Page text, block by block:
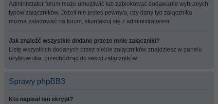
Administrator forum może umożliwić lub zablokować dodawanie wybranych
typów załączników. Jeżeli nie jesteś pewny/a, czy dany typ załącznika
można załadować na forum, skontaktuj się z administratorem.
Jak znaleźć wszystkie dodane przeze mnie załączniki?
Listę wszystkich dodanych przez siebie załączników znajdziesz w panelu
użytkownika, przechodząc do sekcji załączników.
Sprawy phpBB3
Kto napisał ten skrypt?